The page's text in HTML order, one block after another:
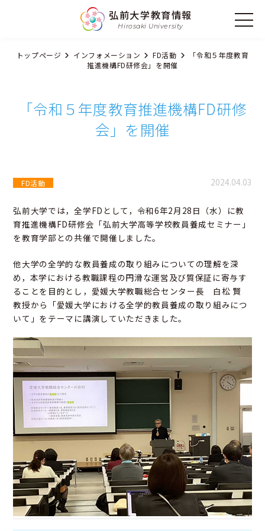
弘前大学教育情報
Hirosaki University
トップページ インフォメーション FD活動
「令和５年度教育
推進機構FD研修会」を開催
「令和５年度教育推進機構FD研修
会」を開催
FD活動 2024.04.03
弘前大学では，全学FDとして，令和6年2月28日（水）に教
育推進機構FD研修会「弘前大学高等学校教員養成セミナー」
を教育学部との共催で開催しました。
他大学の全学的な教員養成の取り組みについての理解を深
め，本学における教職課程の円滑な運営及び質保証に寄与す
ることを目的とし，愛媛大学教職総合センター長 白松 賢
教授から「愛媛大学における全学的教員養成の取り組みにつ
いて」をテーマに講演していただきました。